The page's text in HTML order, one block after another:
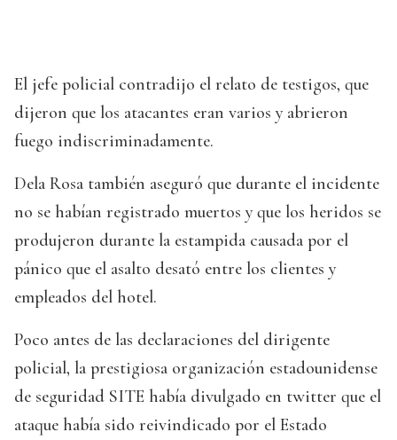
El jefe policial contradijo el relato de testigos, que
dijeron que los atacantes eran varios y abrieron
fuego indiscriminadamente.
Dela Rosa también aseguró que durante el incidente
no se habían registrado muertos y que los heridos se
produjeron durante la estampida causada por el
pánico que el asalto desató entre los clientes y
empleados del hotel.
Poco antes de las declaraciones del dirigente
policial, la prestigiosa organización estadounidense
de seguridad SITE había divulgado en twitter que el
ataque había sido reivindicado por el Estado